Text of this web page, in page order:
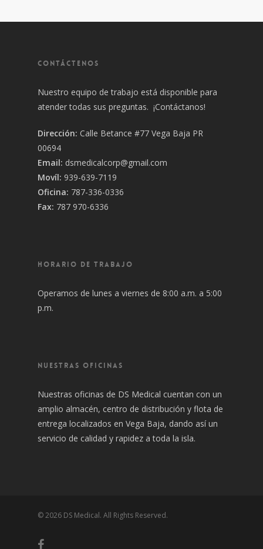
CONTÁCTENOS
Nuestro equipo de trabajo está disponible para
atender todas sus preguntas. ¡Contáctanos!
Dirección: Calle Betance #77 Vega Baja PR
00694
Email: dsmedicalcorp@gmail.com
Movíl: 939-639-7119
Oficina: 787-336-0336
Fax: 787 970-6336
HORARIO DE TRABAJO
Operamos de lunes a viernes de 8:00 a.m. a 5:00
p.m.
NUESTRAS OFICINAS
Nuestras oficinas de DS Medical cuentan con un
amplio almacén, centro de distribución y flota de
entrega localizados en Vega Baja, dando así un
servicio de calidad y rapidez a toda la isla.
© 2026 DS Medical. All Rights Reserved.